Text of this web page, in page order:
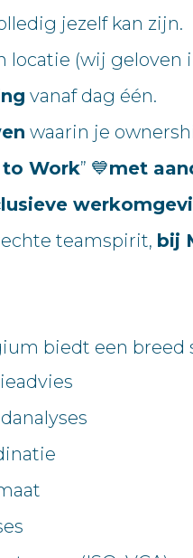
jezelf kan zijn.
locatie (wij geloven
vanaf dag één.
waarin je
to Work” 💙met
teamspirit, bij
biedt een breed